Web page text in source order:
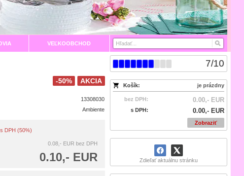
VEĽKOOBCHOD
7/10
Košík: je prázdny
bez DPH: 0.00,- EUR
s DPH: 0.00,- EUR
Zobraziť
Zdieľať aktuálnu stránku
AKCIA
-50%
13308030
Ambiente
DPH (50%)
0.08,- EUR bez DPH
0.10,- EUR